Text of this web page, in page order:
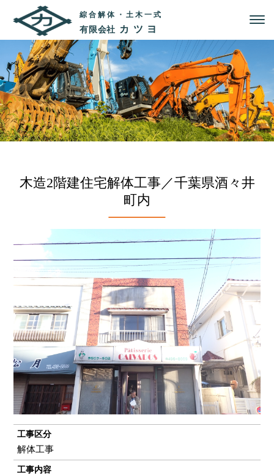
綜合解体・土木一式
有限会社 カツヨ
木造2階建住宅解体工事／千葉県酒々井
町内
工事区分
解体工事
工事内容